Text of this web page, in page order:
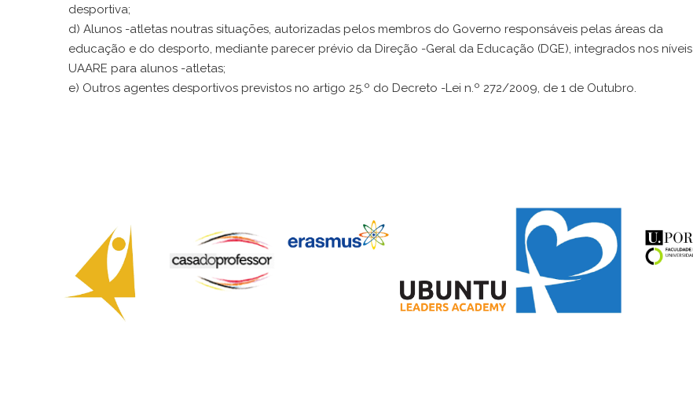
desportiva;
d) Alunos -atletas noutras situações, autorizadas pelos membros do Governo responsáveis pelas áreas da
educação e do desporto, mediante parecer prévio da Direção -Geral da Educação (DGE), integrados nos níveis
UAARE para alunos -atletas;
e) Outros agentes desportivos previstos no artigo 25.º do Decreto -Lei n.º 272/2009, de 1 de Outubro.